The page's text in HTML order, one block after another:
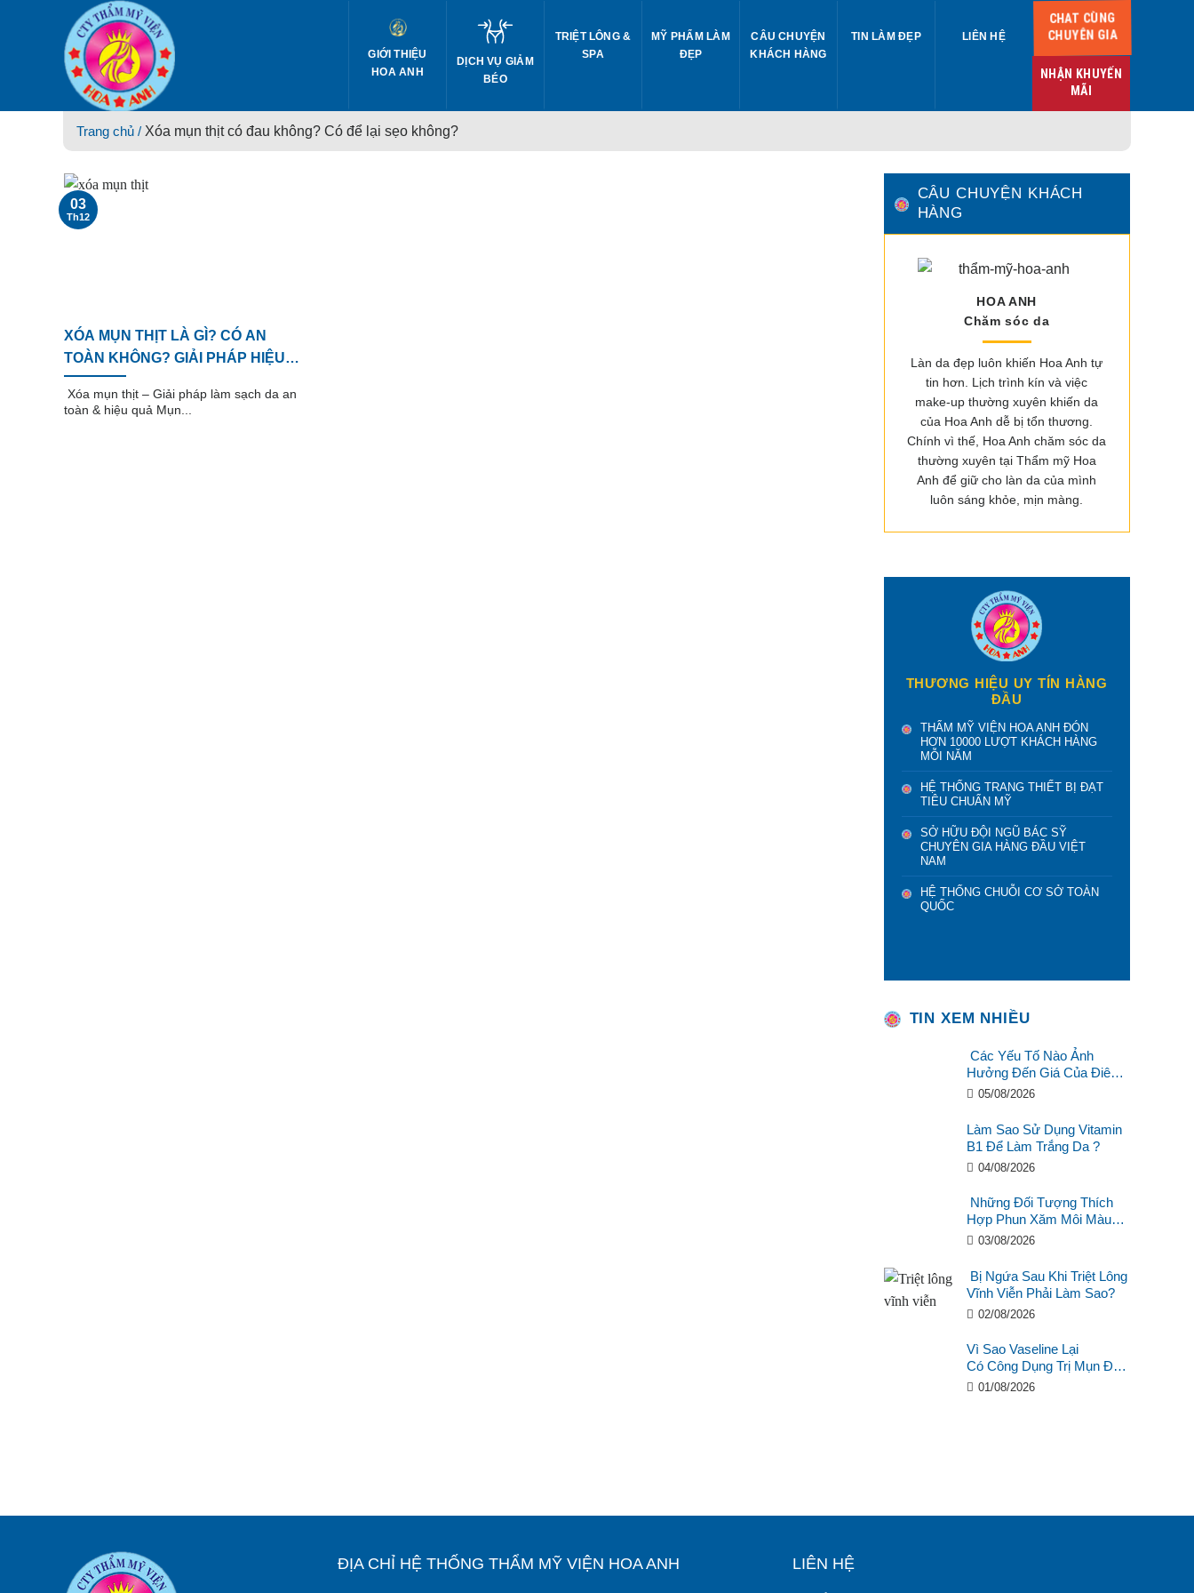
GIỚI THIỆU
HOA ANH
DỊCH VỤ GIẢM
BÉO
TRIỆT LÔNG &
SPA
MỸ PHẨM LÀM
ĐẸP
CÂU CHUYỆN
KHÁCH HÀNG
TIN LÀM ĐẸP LIÊN HỆ
CHAT CÙNG
CHUYÊN GIA
NHẬN KHUYẾN
MÃI
Trang chủ / Xóa mụn thịt có đau không? Có để lại sẹo không?
XÓA MỤN THỊT LÀ GÌ? CÓ AN
TOÀN KHÔNG? GIẢI PHÁP HIỆU
QUẢ GIÚP DA SÁNG MỊN
Xóa mụn thịt – Giải pháp làm sạch da an
toàn & hiệu quả Mụn...
03
Th12
CÂU CHUYỆN KHÁCH
HÀNG
HOA ANH
Chăm sóc da
Làn da đẹp luôn khiến Hoa Anh tự
tin hơn. Lịch trình kín và việc
make-up thường xuyên khiến da
của Hoa Anh dễ bị tổn thương.
Chính vì thế, Hoa Anh chăm sóc da
thường xuyên tại Thẩm mỹ Hoa
Anh để giữ cho làn da của mình
luôn sáng khỏe, mịn màng.
THƯƠNG HIỆU UY TÍN HÀNG
ĐẦU
THẨM MỸ VIỆN HOA ANH ĐÓN
HƠN 10000 LƯỢT KHÁCH HÀNG
MỖI NĂM
HỆ THỐNG TRANG THIẾT BỊ ĐẠT
TIÊU CHUẨN MỸ
SỞ HỮU ĐỘI NGŨ BÁC SỸ
CHUYÊN GIA HÀNG ĐẦU VIỆT
NAM
HỆ THỐNG CHUỖI CƠ SỞ TOÀN
QUỐC
TIN XEM NHIỀU
Các Yếu Tố Nào Ảnh
Hưởng Đến Giá Của Điêu
Khắc Chân Mày ?
05/08/2026
Làm Sao Sử Dụng Vitamin
B1 Để Làm Trắng Da ?
04/08/2026
Những Đối Tượng Thích
Hợp Phun Xăm Môi Màu
Hồng Cam San Hô?
03/08/2026
Bị Ngứa Sau Khi Triệt Lông
Vĩnh Viễn Phải Làm Sao?
02/08/2026
Vì Sao Vaseline Lại
Có Công Dụng Trị Mụn Đầu
Đen?
01/08/2026
ĐỊA CHỈ HỆ THỐNG THẨM MỸ VIỆN HOA ANH LIÊN HỆ